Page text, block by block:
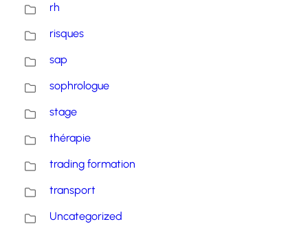
rh
risques
sap
sophrologue
stage
thérapie
trading formation
transport
Uncategorized